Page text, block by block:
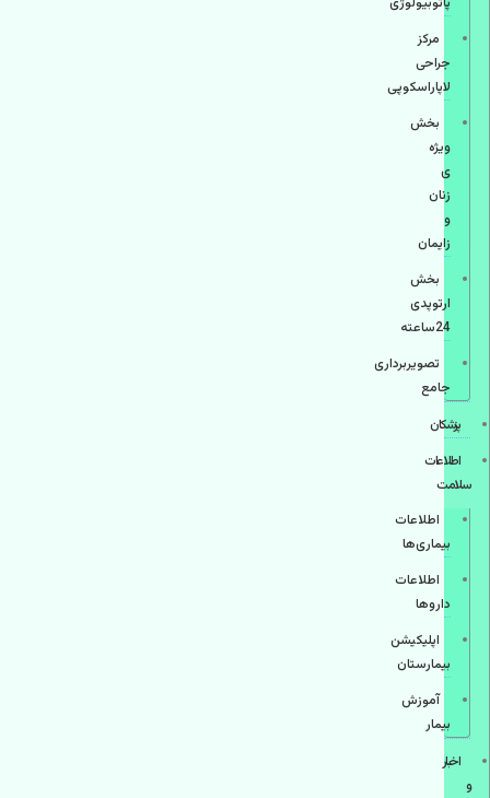
مرکز
جراحی
لاپاراسکوپی
بخش
ویژه
ی
زنان
و
زایمان
بخش
ارتوپدی
24ساعته
تصویربرداری
جامع
پزشكان
اطلاعات
سلامت
اطلاعات
بیماری‌ها
اطلاعات
دارو‌ها
اپليكيشن
بيمارستان
آموزش
بیمار
اخبار
و